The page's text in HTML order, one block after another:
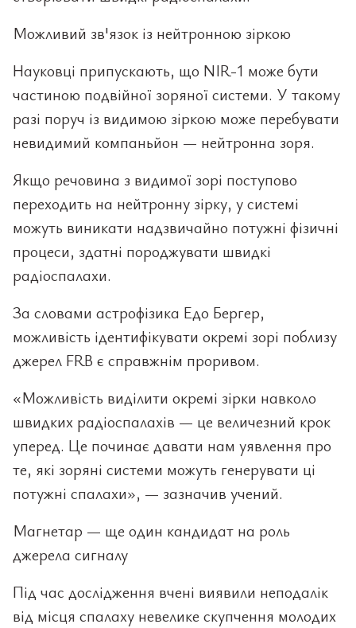
Можливий зв'язок із нейтронною зіркою
Науковці припускають, що NIR-1 може бути
частиною подвійної зоряної системи. У такому
разі поруч із видимою зіркою може перебувати
невидимий компаньйон — нейтронна зоря.
Якщо речовина з видимої зорі поступово
переходить на нейтронну зірку, у системі
можуть виникати надзвичайно потужні фізичні
процеси, здатні породжувати швидкі
радіоспалахи.
За словами астрофізика Едо Бергер,
можливість ідентифікувати окремі зорі поблизу
джерел FRB є справжнім проривом.
«Можливість виділити окремі зірки навколо
швидких радіоспалахів — це величезний крок
уперед. Це починає давати нам уявлення про
те, які зоряні системи можуть генерувати ці
потужні спалахи», — зазначив учений.
Магнетар — ще один кандидат на роль
джерела сигналу
Під час дослідження вчені виявили неподалік
від місця спалаху невелике скупчення молодих